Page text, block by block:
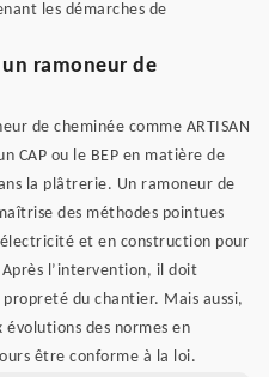
les démarches de
ramoneur de
de cheminée comme ARTISAN
CAP ou le BEP en matière de
la plâtrerie. Un ramoneur de
des méthodes pointues
et en construction pour
l’intervention, il doit
du chantier. Mais aussi,
des normes en
être conforme à la loi.